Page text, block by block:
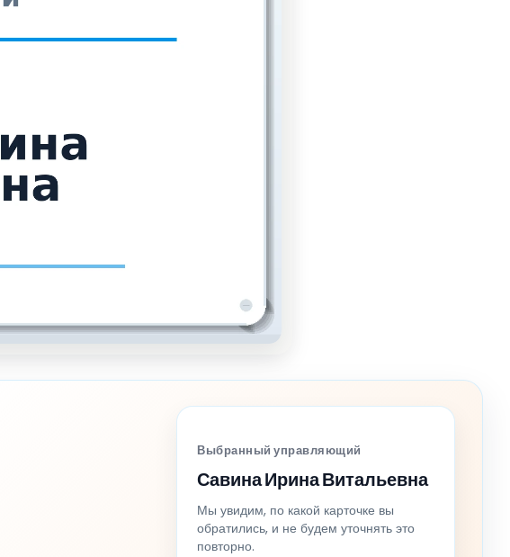
Выбранный управляющий
Савина Ирина Витальевна
Мы увидим, по какой карточке вы
обратились, и не будем уточнять это
повторно.